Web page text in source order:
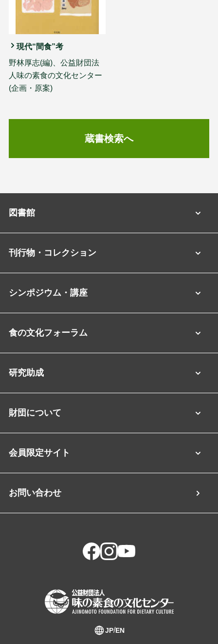
現代“間食”考
野林厚志(編)、公益財団法
人味の素食の文化センター
(企画・原案)
蔵書検索へ
図書館
刊行物・コレクション
シンポジウム・講座
食の文化フォーラム
研究助成
財団について
会員限定サイト
お問い合わせ
JP EN